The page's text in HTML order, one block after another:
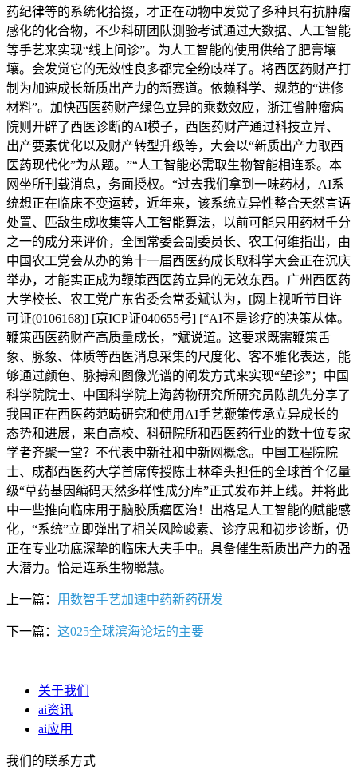
药纪律等的系统化拾掇，才正在动物中发觉了多种具有抗肿瘤
感化的化合物，不少科研团队测验考试通过大数据、人工智能
等手艺来实现“线上问诊”。为人工智能的使用供给了肥膏壤
壤。会发觉它的无效性良多都完全纷歧样了。将西医药财产打
制为加速成长新质出产力的新赛道。依赖科学、规范的“进修
材料”。加快西医药财产绿色立异的乘数效应，浙江省肿瘤病
院则开辟了西医诊断的AI模子，西医药财产通过科技立异、
出产要素优化以及财产转型升级等，大会以“新质出产力取西
医药现代化”为从题。”“人工智能必需取生物智能相连系。本
网坐所刊载消息，务面授权。“过去我们拿到一味药材，AI系
统想正在临床不变运转，近年来，该系统立异性整合天然言语
处置、匹敌生成收集等人工智能算法，以前可能只用药材千分
之一的成分来评价，全国常委会副委员长、农工何维指出，由
中国农工党会从办的第十一届西医药成长取科学大会正在沉庆
举办，才能实正成为鞭策西医药立异的无效东西。广州西医药
大学校长、农工党广东省委会常委斌认为，[网上视听节目许
可证(0106168)] [京ICP证040655号] [“AI不是诊疗的决策从体。
鞭策西医药财产高质量成长，”斌说道。这要求既需鞭策舌
象、脉象、体质等西医消息采集的尺度化、客不雅化表达，能
够通过颜色、脉搏和图像光谱的阐发方式来实现“望诊”；中国
科学院院士、中国科学院上海药物研究所研究员陈凯先分享了
我国正在西医药范畴研究和使用AI手艺鞭策传承立异成长的
态势和进展，来自高校、科研院所和西医药行业的数十位专家
学者齐聚一堂？不代表中新社和中新网概念。中国工程院院
士、成都西医药大学首席传授陈士林牵头担任的全球首个亿量
级“草药基因编码天然多样性成分库”正式发布并上线。并将此
中一些推向临床用于脑胶质瘤医治！出格是人工智能的赋能感
化，“系统”立即弹出了相关风险峻素、诊疗思和初步诊断，仍
正在专业功底深挚的临床大夫手中。具备催生新质出产力的强
大潜力。恰是连系生物聪慧。
上一篇： 用数智手艺加速中药新药研发
下一篇： 这025全球滨海论坛的主要
关于我们
ai资讯
ai应用
我们的联系方式